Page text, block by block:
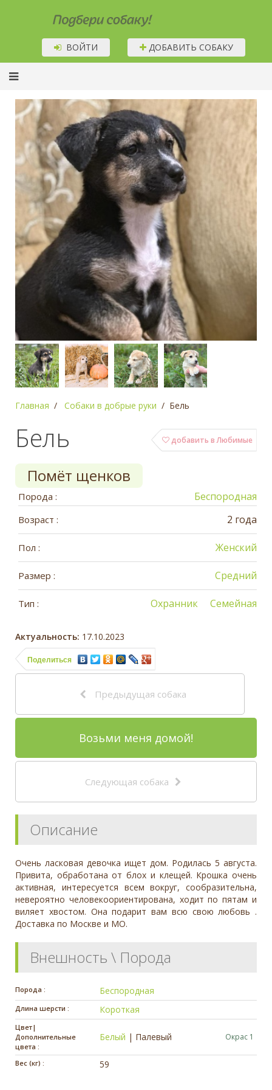
Подбери собаку!
ВОЙТИ ДОБАВИТЬ СОБАКУ
Главная Собаки в добрые руки Бель
добавить в Любимые
Бель
Помёт щенков
Порода : Беспородная
Возраст : 2 года
Пол : Женский
Размер : Средний
Тип : Семейная
Охранник
Актуальность: 17.10.2023
Поделиться
Предыдущая собака
Возьми меня домой!
Следующая собака
Описание
Очень ласковая девочка ищет дом. Родилась 5 августа.
Привита, обработана от блох и клещей. Крошка очень
активная, интересуется всем вокруг, сообразительна,
невероятно человекоориентирована, ходит по пятам и
виляет хвостом. Она подарит вам всю свою любовь .
Доставка по Москве и МО.
Внешность \ Порода
Порода : Беспородная
Длина шерсти : Короткая
Цвет|
Дополнительные
цвета :
Белый | Палевый Окрас 1
Вес (кг) : 59